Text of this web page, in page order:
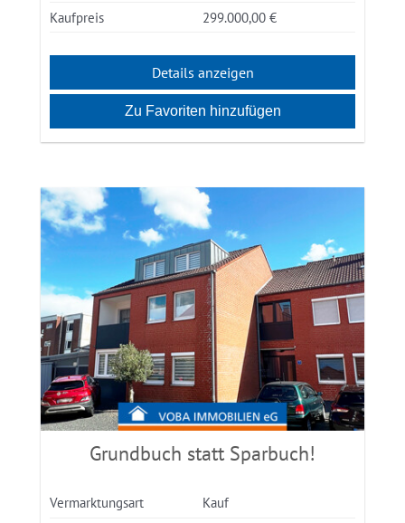
Kaufpreis
299.000,00 €
Details anzeigen
Zu Favoriten hinzufügen
Grundbuch statt Sparbuch!
Vermarktungsart
Kauf